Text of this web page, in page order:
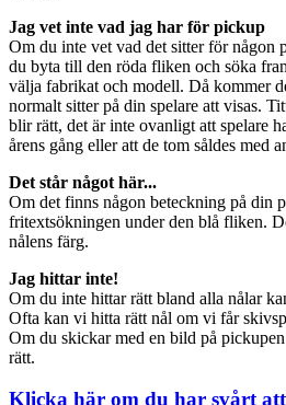
Jag vet inte vad jag har för pickup
Om du inte vet vad det sitter för någon
du byta till den röda fliken och söka
välja fabrikat och modell. Då kommer
normalt sitter på din spelare att visas.
blir rätt, det är inte ovanligt att spelare
årens gång eller att de tom såldes med
Det står något här...
Om det finns någon beteckning på din
fritextsökningen under den blå fliken.
nålens färg.
Jag hittar inte!
Om du inte hittar rätt bland alla nålar
Ofta kan vi hitta rätt nål om vi får
Om du skickar med en bild på
rätt.
Klicka här om du har svårt